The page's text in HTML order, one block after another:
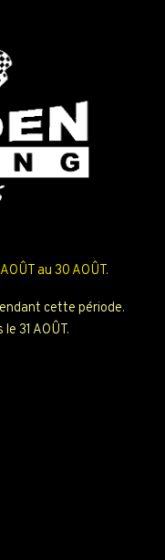
au 30 AOÛT.
cette période.
31 AOÛT.